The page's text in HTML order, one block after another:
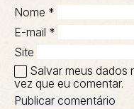
Nome *
E-mail *
Site
Salvar meus dados
vez que eu comentar.